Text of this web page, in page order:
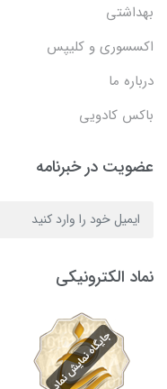
بهداشتی
اکسسوری و کلیپس
درباره ما
باکس کادویی
عضویت در خبرنامه
نماد الکترونیکی